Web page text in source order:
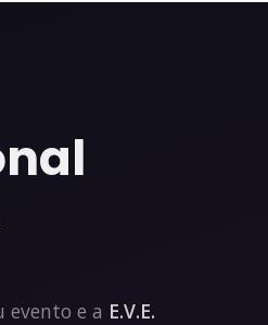
evento e a E.V.E.